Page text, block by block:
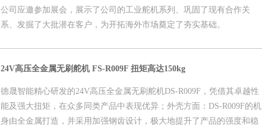
公司应邀参加展会，展示了公司的工业舵机系列、巩固了现有合作关
系、发掘了大批潜在客户，为开拓海外市场奠定了夯实基础。
24V高压全金属无刷舵机 FS-R009F 扭矩高达150kg
德晟智能精心研发的24V高压全金属无刷舵机DS-R009F，凭借其卓越性
能及强大扭矩，在众多同类产品中表现优异；外壳方面：DS-R009F的机
身由全金属打造，并采用加强钢齿设计，极大地提升了产品的强度和稳